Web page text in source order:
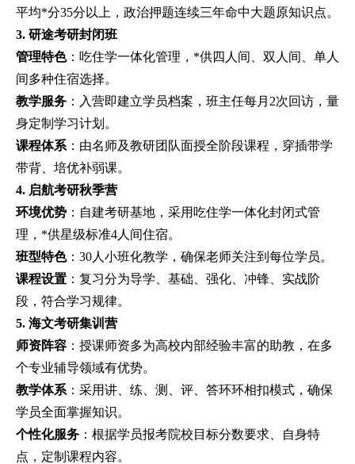
平均*分35分以上，政治押题连续三年命中大题原知识点。
3. 研途考研封闭班
管理特色：吃住学一体化管理，*供四人间、双人间、单人
间多种住宿选择。
教学服务 ：入营即建立学员档案，班主任每月2次回访，量
身定制学习计划。
课程体系 ：由名师及教研团队面授全阶段课程，穿插带学
带背、培优补弱课。
4. 启航考研秋季营
环境优势 ：自建考研基地，采用吃住学一体化封闭式管
理，*供星级标准4人间住宿。
班型特色：30人小班化教学，确保老师关注到每位学员。
课程设置 ：复习分为导学、基础、强化、冲锋、实战阶
段，符合学习规律。
5. 海文考研集训营
师资阵容 ：授课师资多为高校内部经验丰富的助教，在多
个专业辅导领域有优势。
教学体系 ：采用讲、练、测、评、答环环相扣模式，确保
学员全面掌握知识。
个性化服务 ：根据学员报考院校目标分数要求、自身特
点，定制课程内容。